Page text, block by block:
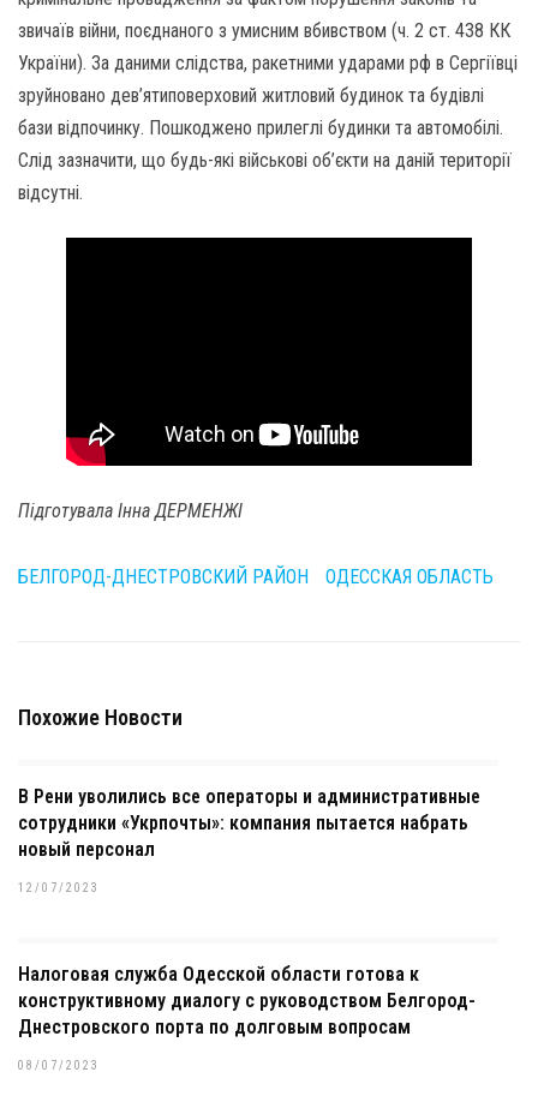
звичаїв війни, поєднаного з умисним вбивством (ч. 2 ст. 438 КК
України). За даними слідства, ракетними ударами рф в Сергіївці
зруйновано дев’ятиповерховий житловий будинок та будівлі
бази відпочинку. Пошкоджено прилеглі будинки та автомобілі.
Слід зазначити, що будь-які військові об’єкти на даній території
відсутні.
Підготувала Інна ДЕРМЕНЖІ
БЕЛГОРОД-ДНЕСТРОВСКИЙ РАЙОН ОДЕССКАЯ ОБЛАСТЬ
Похожие Новости
В Рени уволились все операторы и административные
сотрудники «Укрпочты»: компания пытается набрать
новый персонал
12/07/2023
Налоговая служба Одесской области готова к
конструктивному диалогу с руководством Белгород-
Днестровского порта по долговым вопросам
08/07/2023